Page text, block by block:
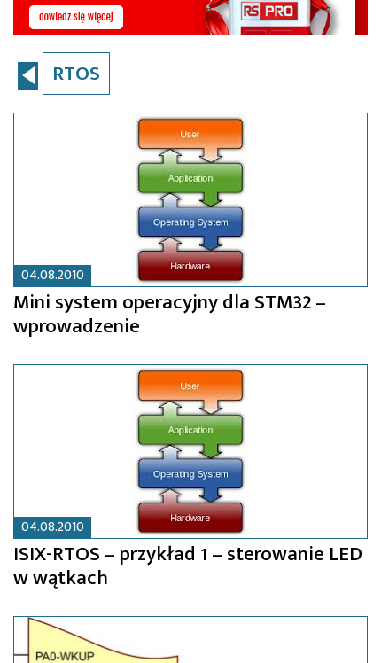
RTOS
04.08.2010
Mini system operacyjny dla STM32 –
wprowadzenie
04.08.2010
ISIX-RTOS – przykład 1 – sterowanie LED
w wątkach